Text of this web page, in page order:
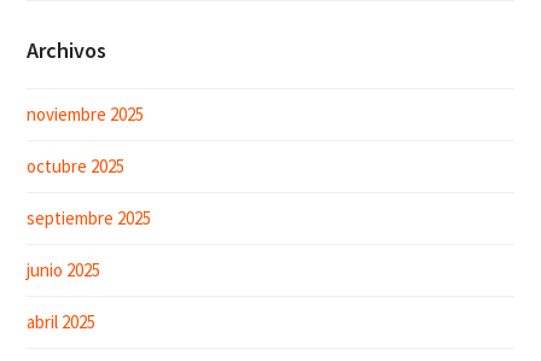
Archivos
noviembre 2025
octubre 2025
septiembre 2025
junio 2025
abril 2025